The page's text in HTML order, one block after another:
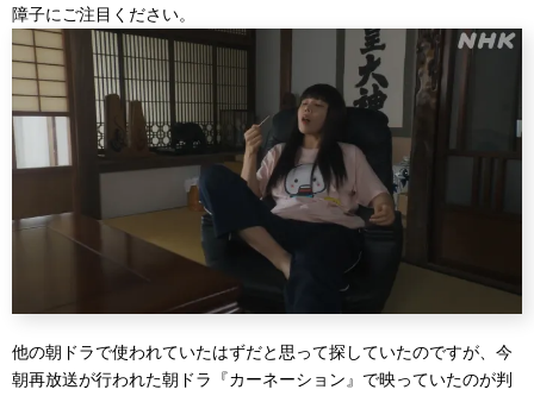
障子にご注目ください。
他の朝ドラで使われていたはずだと思って探していたのですが、今
朝再放送が行われた朝ドラ『カーネーション』で映っていたのが判